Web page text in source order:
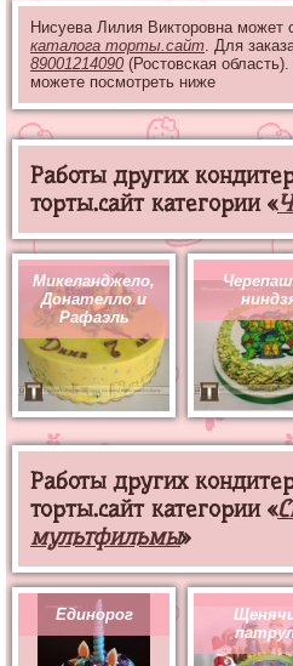
Нисуева Лилия Викторовна может
каталога торты.сайт . Для
89001214090 (Ростовская
можете посмотреть ниже
Работы других
торты.сайт категории «
Микеланджело,
Донателло и
Рафаэль
Работы других
торты.сайт категории «
мультфильмы»
Единорог